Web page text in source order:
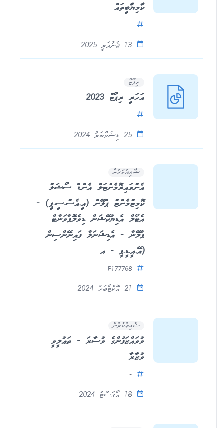
ކާމިޔާބީތައް
-
13 ޖެނުއަރީ 2025
ރިޕޯޓް
އަހަރީ ރިޕޯޓް 2023
-
25 ޑިސެމްބަރު 2024
ޝާއިޢުކުރުން
އެންވައިރޮމެންޓަލް އެންޑް ސޯޝަލް
ކޮމިޓްމެންޓް ޕްލޭން (އީ.އެސް.ސީ.ޕީ) -
އެޓޯލް އެޑިޔުކޭޝަން ޑިވެލޮޕްމަންޓް
ޕްލޭން - އެޑިޝަނަލް ފައިނޭންސިން
(އޭ.އީ.ޑީ.ޕީ - އ
P177768
21 އޮކްޓޯބަރު 2024
ޝާއިޢުކުރުން
މުވައްޒަފުންގެ މުސާރަ - ތަޢުލީމީ
ވުޒާރާ
-
18 އޯގަސްޓު 2024